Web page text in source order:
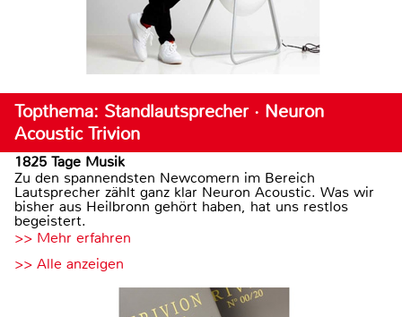
Topthema: Standlautsprecher · Neuron
Acoustic Trivion
1825 Tage Musik
Zu den spannendsten Newcomern im Bereich
Lautsprecher zählt ganz klar Neuron Acoustic. Was wir
bisher aus Heilbronn gehört haben, hat uns restlos
begeistert.
>> Mehr erfahren
>> Alle anzeigen